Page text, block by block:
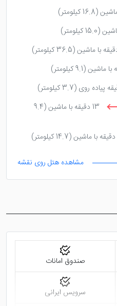
(16.8 کیلومتر)
(15.0 کیلومتر)
(36.5 کیلومتر)
(9.1 کیلومتر)
(3.7 کیلومتر)
13 دقیقه با ماشین
(9.4
(14.7 کیلومتر)
مشاهده هتل روی نقشه
صندوق امانات
سرویس ایرانی